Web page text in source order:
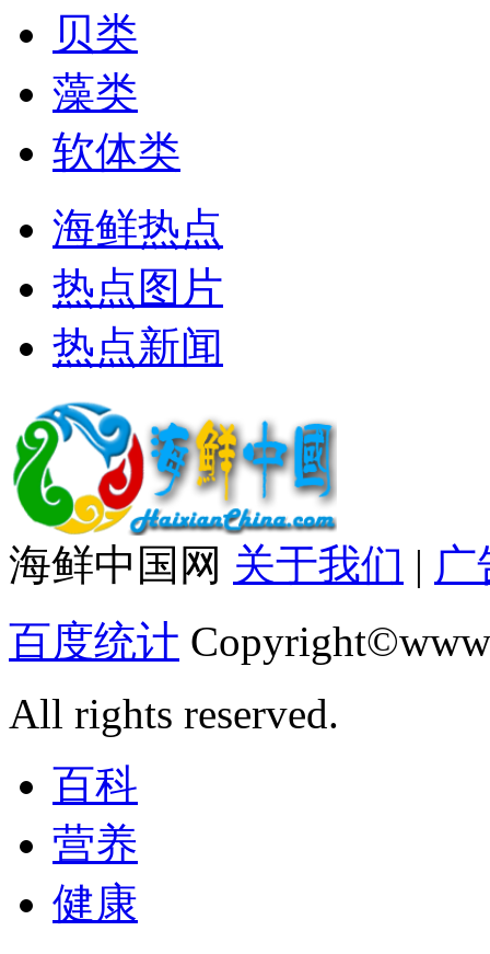
贝类
藻类
软体类
海鲜热点
热点图片
热点新闻
海鲜中国网 关于我们 | 广
百度统计
All rights reserved.
百科
营养
健康